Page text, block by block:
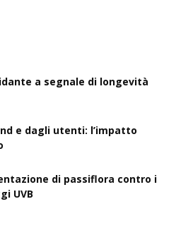
a segnale di longevità
e dagli utenti: l’impatto
di passiflora contro i
UVB